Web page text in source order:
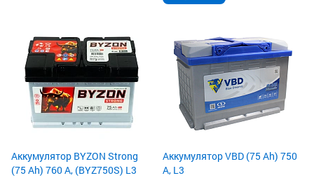
Аккумулятор BYZON Strong
(75 Ah) 760 А, (BYZ750S) L3
Аккумулятор VBD (75 Ah) 750
А, L3